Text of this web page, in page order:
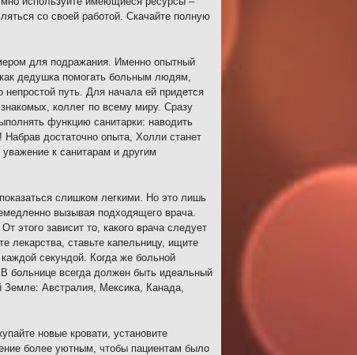
со своей работой. Скачайте полную
для подражания. Именно опытный
дедушка помогать больным людям,
непростой путь. Для начала ей придется
коллег по всему миру. Сразу
функцию санитарки: наводить
Набрав достаточно опыта, Холли станет
к санитарам и другим
слишком легкими. Но это лишь
вызывая подходящего врача.
этого зависит то, какого врача следует
лекарства, ставьте капельницу, ищите
секундой. Когда же больной
больнице всегда должен быть идеальный
Земле: Австралия, Мексика, Канада,
новые кровати, установите
более уютным, чтобы пациентам было